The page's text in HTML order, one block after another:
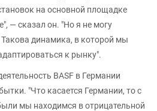
на основной площадке
— сказал он. "Но я не могу
динамика, в которой мы
к рынку".
BASF в Германии
"Что касается Германии, то с
мы находимся в отрицательной